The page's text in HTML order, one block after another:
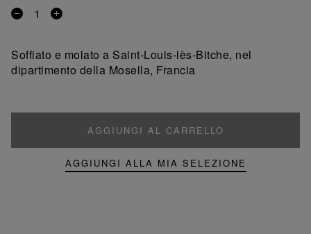
Rimuovi
Aggiungi
Soffiato e molato a Saint-Louis-lès-Bitche, nel
dipartimento della Mosella, Francia
AGGIUNGI AL CARRELLO
AGGIUNGI ALLA MIA SELEZIONE